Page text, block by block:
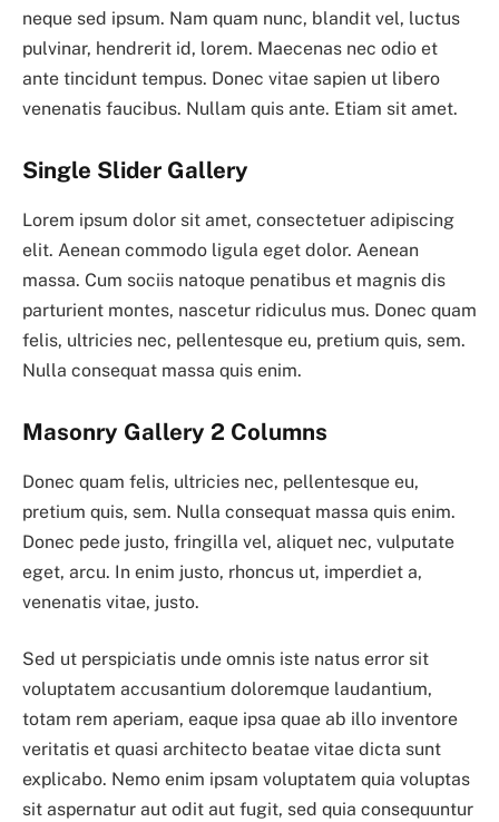
neque sed ipsum. Nam quam nunc, blandit vel, luctus
pulvinar, hendrerit id, lorem. Maecenas nec odio et
ante tincidunt tempus. Donec vitae sapien ut libero
venenatis faucibus. Nullam quis ante. Etiam sit amet.
Single Slider Gallery
Lorem ipsum dolor sit amet, consectetuer adipiscing
elit. Aenean commodo ligula eget dolor. Aenean
massa. Cum sociis natoque penatibus et magnis dis
parturient montes, nascetur ridiculus mus. Donec quam
felis, ultricies nec, pellentesque eu, pretium quis, sem.
Nulla consequat massa quis enim.
Masonry Gallery 2 Columns
Donec quam felis, ultricies nec, pellentesque eu,
pretium quis, sem. Nulla consequat massa quis enim.
Donec pede justo, fringilla vel, aliquet nec, vulputate
eget, arcu. In enim justo, rhoncus ut, imperdiet a,
venenatis vitae, justo.
Sed ut perspiciatis unde omnis iste natus error sit
voluptatem accusantium doloremque laudantium,
totam rem aperiam, eaque ipsa quae ab illo inventore
veritatis et quasi architecto beatae vitae dicta sunt
explicabo. Nemo enim ipsam voluptatem quia voluptas
sit aspernatur aut odit aut fugit, sed quia consequuntur